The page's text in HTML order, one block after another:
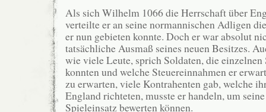
Als sich Wilhelm 1066 die Herrschaft über
verteilte er an seine normannischen Adligen
er nun gebieten konnte. Doch er war absolut
tatsächliche Ausmaß seines neuen Besitzes.
wie viele Leute, sprich Soldaten, die
konnten und welche Steuereinnahmen er
zu erwarten, viele Kontrahenten gab, welche
England richteten, musste er handeln, um
Spieleinsatz bewerten können.